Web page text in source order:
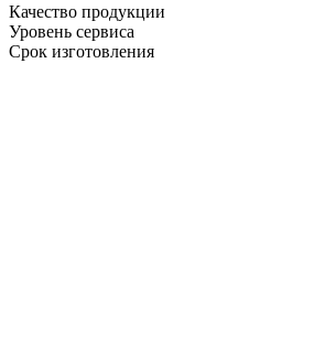
Качество продукции
Уровень сервиса
Срок изготовления